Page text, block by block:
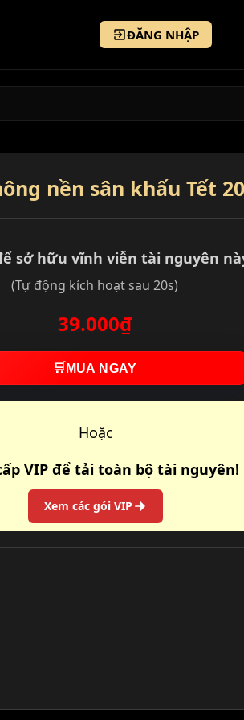
ĐĂNG NHẬP
nền sân khấu Tết
sở hữu vĩnh viễn tài nguyên
(Tự động kích hoạt sau 20s)
39.000₫
🛒 MUA NGAY
Hoặc
VIP để tải toàn bộ tài nguyên!
Xem các gói VIP